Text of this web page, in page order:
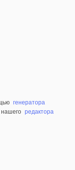
генератора
редактора